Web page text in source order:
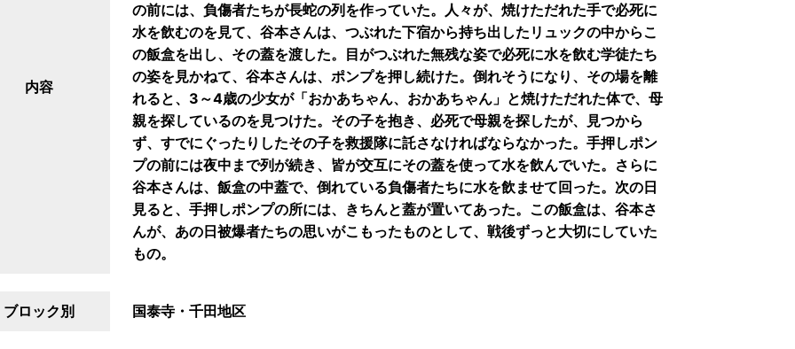
内容
の前には、負傷者たちが長蛇の列を作っていた。人々が、焼けただれた手で必死に
水を飲むのを見て、谷本さんは、つぶれた下宿から持ち出したリュックの中からこ
の飯盒を出し、その蓋を渡した。目がつぶれた無残な姿で必死に水を飲む学徒たち
の姿を見かねて、谷本さんは、ポンプを押し続けた。倒れそうになり、その場を離
れると、3～4歳の少女が「おかあちゃん、おかあちゃん」と焼けただれた体で、母
親を探しているのを見つけた。その子を抱き、必死で母親を探したが、見つから
ず、すでにぐったりしたその子を救援隊に託さなければならなかった。手押しポン
プの前には夜中まで列が続き、皆が交互にその蓋を使って水を飲んでいた。さらに
谷本さんは、飯盒の中蓋で、倒れている負傷者たちに水を飲ませて回った。次の日
見ると、手押しポンプの所には、きちんと蓋が置いてあった。この飯盒は、谷本さ
んが、あの日被爆者たちの思いがこもったものとして、戦後ずっと大切にしていた
もの。
ブロック別 国泰寺・千田地区